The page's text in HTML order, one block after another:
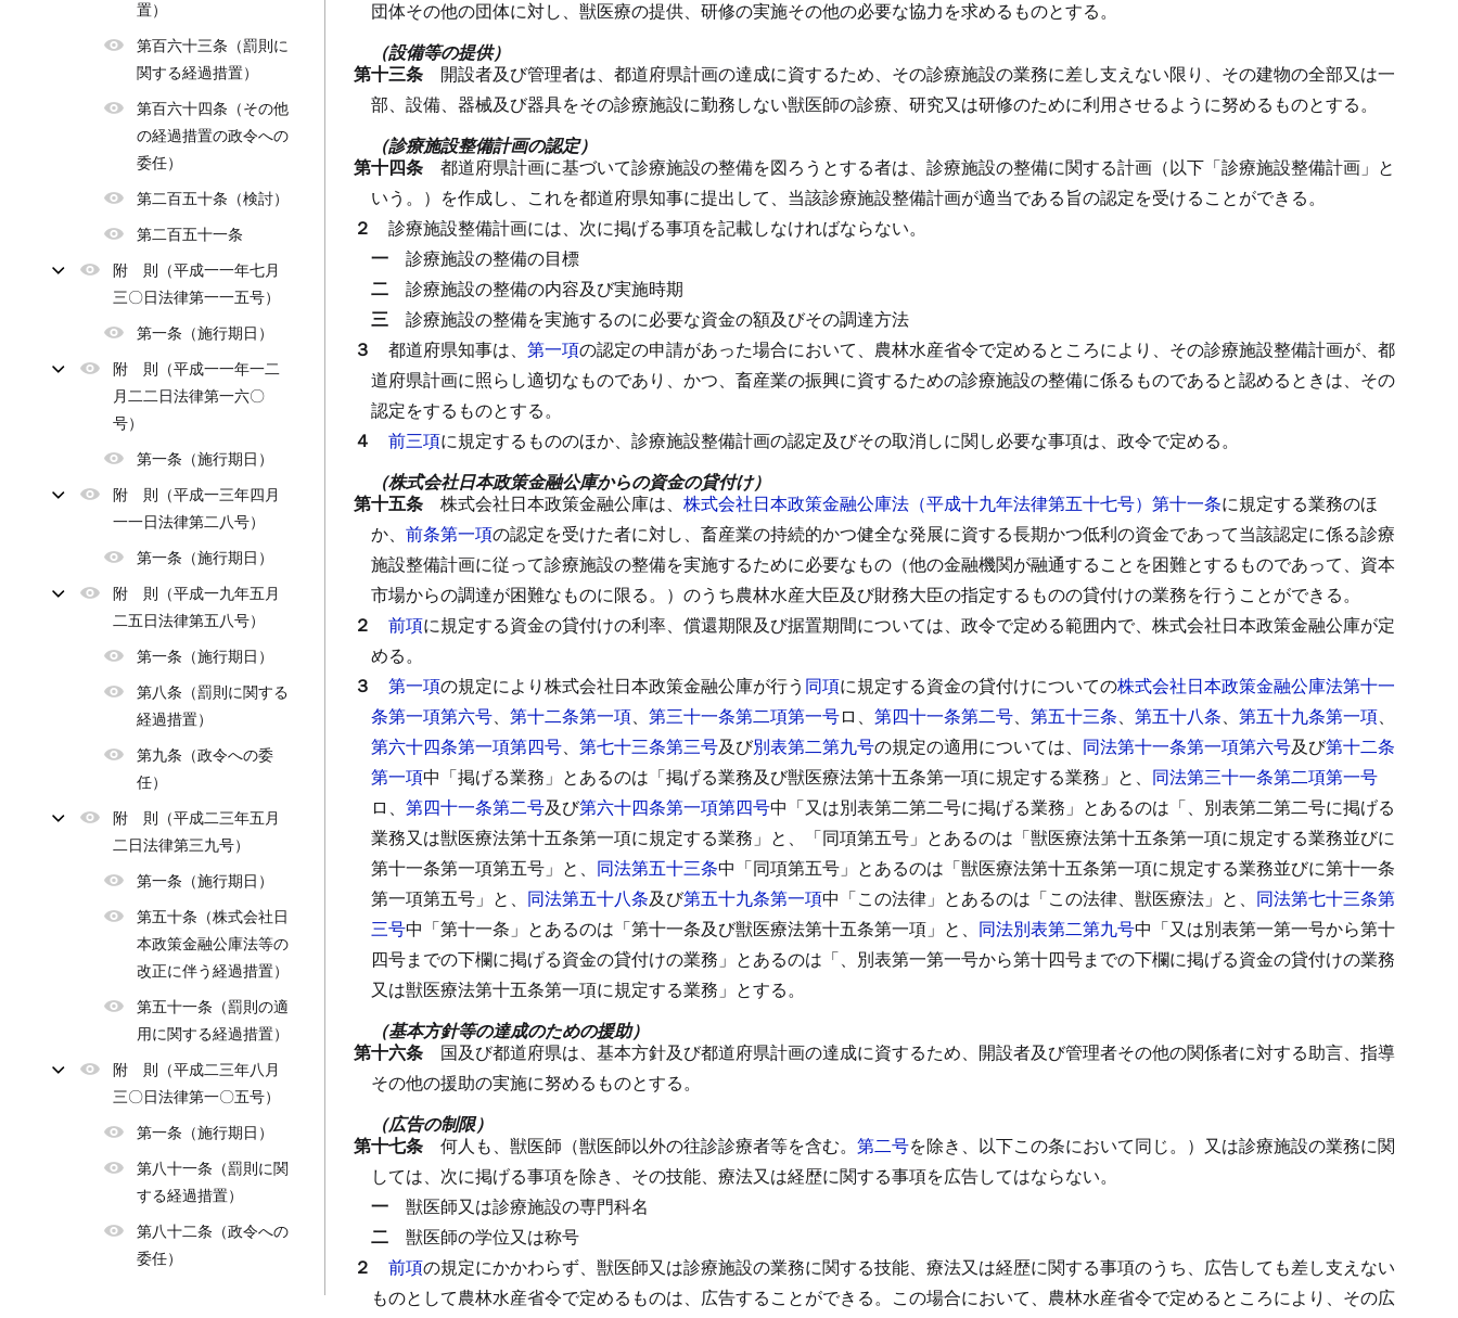
置）
第百六十三条（罰則に
関する経過措置）
第百六十四条（その他
の経過措置の政令への
委任）
第二百五十条（検討）
第二百五十一条
附 則（平成一一年七月
三〇日法律第一一五号）
第一条（施行期日）
附 則（平成一一年一二
月二二日法律第一六〇
号）
第一条（施行期日）
附 則（平成一三年四月
一一日法律第二八号）
第一条（施行期日）
附 則（平成一九年五月
二五日法律第五八号）
第一条（施行期日）
第八条（罰則に関する
経過措置）
第九条（政令への委
任）
附 則（平成二三年五月
二日法律第三九号）
第一条（施行期日）
第五十条（株式会社日
本政策金融公庫法等の
改正に伴う経過措置）
第五十一条（罰則の適
用に関する経過措置）
附 則（平成二三年八月
三〇日法律第一〇五号）
第一条（施行期日）
第八十一条（罰則に関
する経過措置）
第八十二条（政令への
委任）
団体その他の団体に対し、獣医療の提供、研修の実施その他の必要な協力を求めるものとする。
（設備等の提供）
第十三条 開設者及び管理者は、都道府県計画の達成に資するため、その診療施設の業務に差し支えない限り、その建物の全部又は一
部、設備、器械及び器具をその診療施設に勤務しない獣医師の診療、研究又は研修のために利用させるように努めるものとする。
（診療施設整備計画の認定）
第十四条 都道府県計画に基づいて診療施設の整備を図ろうとする者は、診療施設の整備に関する計画（以下「診療施設整備計画」と
いう。）を作成し、これを都道府県知事に提出して、当該診療施設整備計画が適当である旨の認定を受けることができる。
２ 診療施設整備計画には、次に掲げる事項を記載しなければならない。
一 診療施設の整備の目標
二 診療施設の整備の内容及び実施時期
三 診療施設の整備を実施するのに必要な資金の額及びその調達方法
３ 都道府県知事は、 第一項の認定の申請があった場合において、農林水産省令で定めるところにより、その診療施設整備計画が、都
道府県計画に照らし適切なものであり、かつ、畜産業の振興に資するための診療施設の整備に係るものであると認めるときは、その
認定をするものとする。
４ 前三項に規定するもののほか、診療施設整備計画の認定及びその取消しに関し必要な事項は、政令で定める。
（株式会社日本政策金融公庫からの資金の貸付け）
第十五条 株式会社日本政策金融公庫は、 株式会社日本政策金融公庫法（平成十九年法律第五十七号）第十一条に規定する業務のほ
か、 前条第一項の認定を受けた者に対し、畜産業の持続的かつ健全な発展に資する長期かつ低利の資金であって当該認定に係る診療
施設整備計画に従って診療施設の整備を実施するために必要なもの（他の金融機関が融通することを困難とするものであって、資本
市場からの調達が困難なものに限る。）のうち農林水産大臣及び財務大臣の指定するものの貸付けの業務を行うことができる。
２ 前項に規定する資金の貸付けの利率、償還期限及び据置期間については、政令で定める範囲内で、株式会社日本政策金融公庫が定
める。
３ 第一項の規定により株式会社日本政策金融公庫が行う 同項に規定する資金の貸付けについての株式会社日本政策金融公庫法第十一
条第一項第六号、 第十二条第一項、 第三十一条第二項第一号ロ、 第四十一条第二号、 第五十三条、 第五十八条、 第五十九条第一項、
第六十四条第一項第四号、 第七十三条第三号及び別表第二第九号の規定の適用については、 同法第十一条第一項第六号及び第十二条
第一項中「掲げる業務」とあるのは「掲げる業務及び獣医療法第十五条第一項に規定する業務」と、 同法第三十一条第二項第一号
ロ、 第四十一条第二号及び第六十四条第一項第四号中「又は別表第二第二号に掲げる業務」とあるのは「、別表第二第二号に掲げる
業務又は獣医療法第十五条第一項に規定する業務」と、「同項第五号」とあるのは「獣医療法第十五条第一項に規定する業務並びに
第十一条第一項第五号」と、 同法第五十三条中「同項第五号」とあるのは「獣医療法第十五条第一項に規定する業務並びに第十一条
第一項第五号」と、 同法第五十八条及び第五十九条第一項中「この法律」とあるのは「この法律、獣医療法」と、 同法第七十三条第
三号中「第十一条」とあるのは「第十一条及び獣医療法第十五条第一項」と、 同法別表第二第九号中「又は別表第一第一号から第十
四号までの下欄に掲げる資金の貸付けの業務」とあるのは「、別表第一第一号から第十四号までの下欄に掲げる資金の貸付けの業務
又は獣医療法第十五条第一項に規定する業務」とする。
（基本方針等の達成のための援助）
第十六条 国及び都道府県は、基本方針及び都道府県計画の達成に資するため、開設者及び管理者その他の関係者に対する助言、指導
その他の援助の実施に努めるものとする。
（広告の制限）
第十七条 何人も、獣医師（獣医師以外の往診診療者等を含む。 第二号を除き、以下この条において同じ。）又は診療施設の業務に関
しては、次に掲げる事項を除き、その技能、療法又は経歴に関する事項を広告してはならない。
一 獣医師又は診療施設の専門科名
二 獣医師の学位又は称号
２ 前項の規定にかかわらず、獣医師又は診療施設の業務に関する技能、療法又は経歴に関する事項のうち、広告しても差し支えない
ものとして農林水産省令で定めるものは、広告することができる。 この場合において、農林水産省令で定めるところにより、その広